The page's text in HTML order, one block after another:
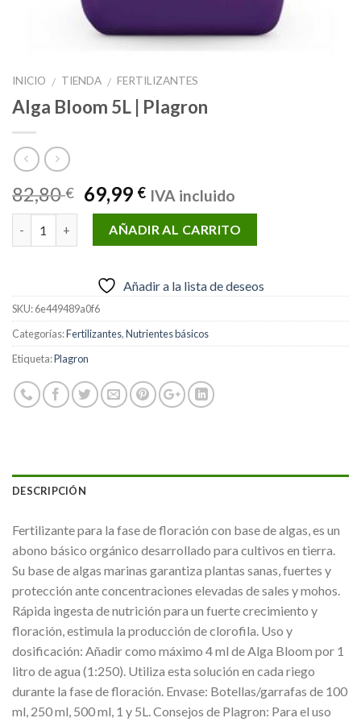
INICIO / TIENDA / FERTILIZANTES
Alga Bloom 5L | Plagron
82,80€ El
precio
original
era:
69,99 €El
precio
actual
es:
IVA incluido
AÑADIR AL CARRITO
Añadir a la lista de deseos
SKU:6e449489a0f6
Categorías:Fertilizantes,Nutrientes básicos
Etiqueta:Plagron
DESCRIPCIÓN
Fertilizante para la fase de floración con base de algas, es un
abono básico orgánico desarrollado para cultivos en tierra.
Su base de algas marinas garantiza plantas sanas, fuertes y
protección ante concentraciones elevadas de sales y mohos.
Rápida ingesta de nutrición para un fuerte crecimiento y
floración, estimula la producción de clorofila. Uso y
dosificación: Añadir como máximo 4 ml de Alga Bloom por 1
litro de agua (1:250). Utiliza esta solución en cada riego
durante la fase de floración. Envase: Botellas/garrafas de 100
ml, 250 ml, 500 ml, 1 y 5L. Consejos de Plagron: Para el uso